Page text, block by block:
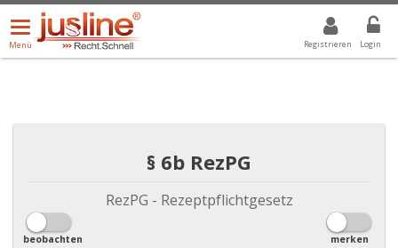
Registrieren Login
Menü
öffnen/schließen
Menü
ALLE DROPDOWN: GEWÄHLTER WERT IST ALLE
§ 6b RezPG
RezPG - Rezeptpflichtgesetz
beobachten merken